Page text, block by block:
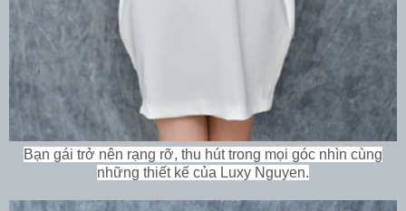
Bạn gái trở nên rạng rỡ, thu hút trong mọi góc nhìn cùng
những thiết kế của Luxy Nguyen.